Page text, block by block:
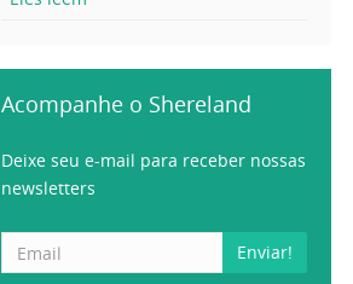
Acompanhe o Shereland
Deixe seu e-mail para receber nossas
newsletters
Enviar!